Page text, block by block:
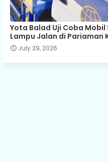
Yota Balad Uji Coba
Lampu Jalan di Pariaman
July 29, 2026